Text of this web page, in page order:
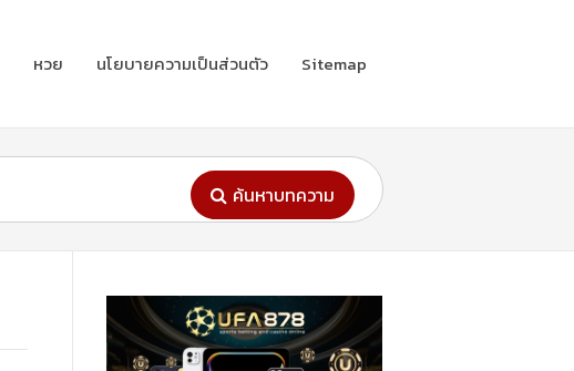
หวย นโยบายความเป็นส่วนตัว Sitemap
ค้นหาบทความ